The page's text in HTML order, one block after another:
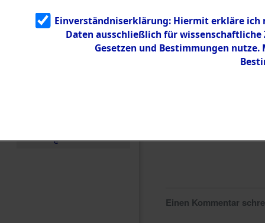
g
5.3.3
Todesmärsch
e
Einen Kommentar
Einverständniserklärung: Hiermit erkläre ich
Daten ausschließlich für
Gesetzen und Bestimmungen